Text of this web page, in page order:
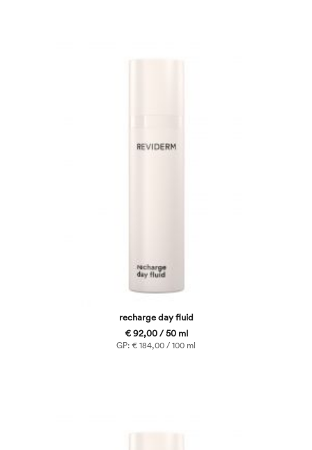
recharge day fluid
€ 92,00 / 50 ml
GP: € 184,00 / 100 ml